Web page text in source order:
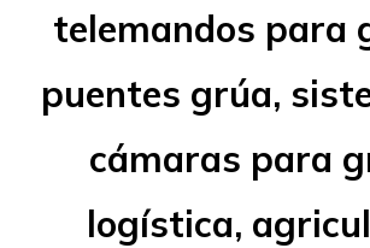
telemandos para
puentes grúa,
cámaras para
logística,